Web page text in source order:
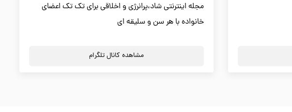
مجله اینترنتی شاد،پرانرژی و اخلاقی برای تک تک اعضای
خانواده با هر سن و سلیقه ای
مشاهده کانال تلگرام